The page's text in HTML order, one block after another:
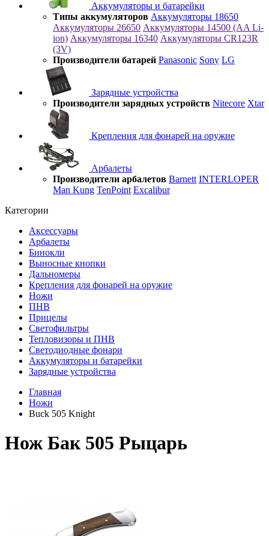
Аккумуляторы и батарейки
Типы аккумуляторов Аккумуляторы 18650
Аккумуляторы 26650 Аккумуляторы 14500 (AA Li-
ion) Аккумуляторы 16340 Аккумуляторы CR123R
(3V)
Производители батарей Panasonic Sony LG
Зарядные устройства
Производители зарядных устройств Nitecore Xtar
Крепления для фонарей на оружие
Арбалеты
Производители арбалетов Barnett INTERLOPER
Man Kung TenPoint Excalibur
Категории
Аксессуары
Арбалеты
Бинокли
Выносные кнопки
Дальномеры
Крепления для фонарей на оружие
Ножи
ПНВ
Прицелы
Светофильтры
Тепловизоры и ПНВ
Светодиодные фонари
Аккумуляторы и батарейки
Зарядные устройства
Главная
Ножи
Buck 505 Knight
Нож Бак 505 Рыцарь